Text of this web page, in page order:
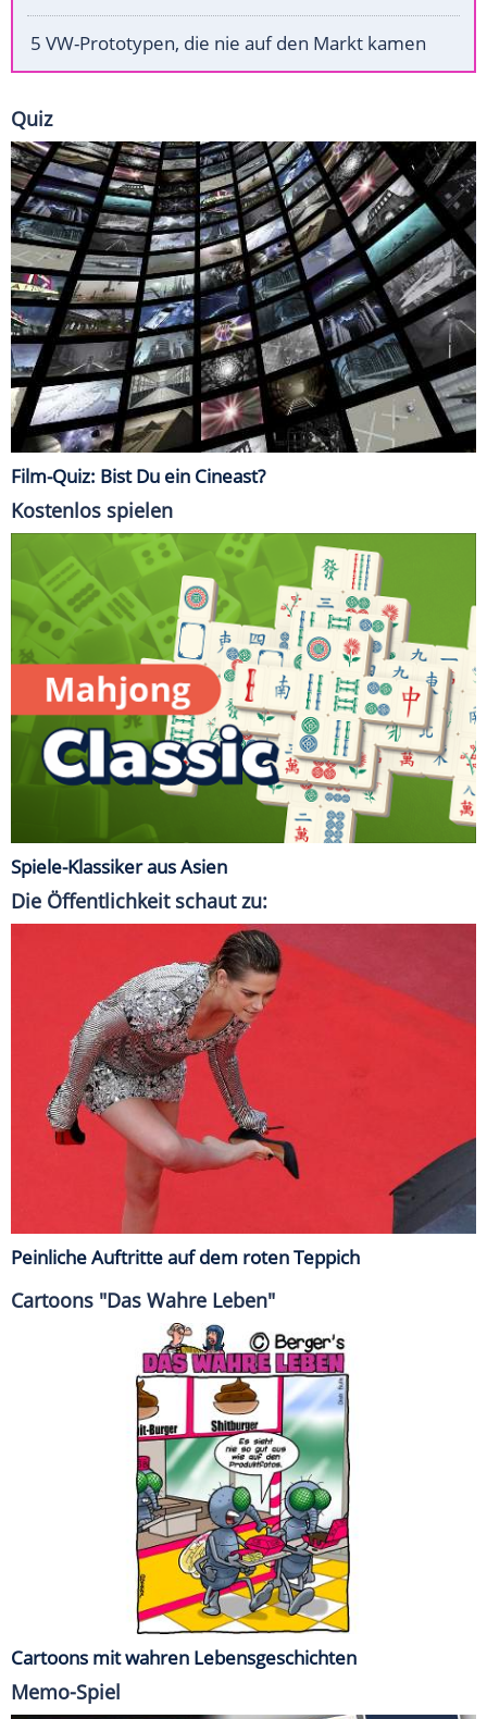
5 VW-Prototypen, die nie auf den Markt kamen
Quiz
Film-Quiz: Bist Du ein Cineast?
Kostenlos spielen
Spiele-Klassiker aus Asien
Die Öffentlichkeit schaut zu:
Peinliche Auftritte auf dem roten Teppich
Cartoons "Das Wahre Leben"
Cartoons mit wahren Lebensgeschichten
Memo-Spiel